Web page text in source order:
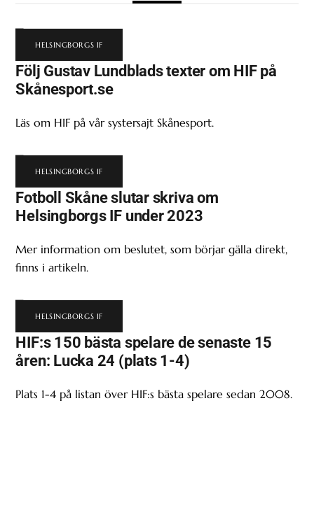
HELSINGBORGS IF
Följ Gustav Lundblads texter om HIF på
Skånesport.se
Läs om HIF på vår systersajt Skånesport.
HELSINGBORGS IF
Fotboll Skåne slutar skriva om
Helsingborgs IF under 2023
Mer information om beslutet, som börjar gälla direkt,
finns i artikeln.
HELSINGBORGS IF
HIF:s 150 bästa spelare de senaste 15
åren: Lucka 24 (plats 1-4)
Plats 1-4 på listan över HIF:s bästa spelare sedan 2008.